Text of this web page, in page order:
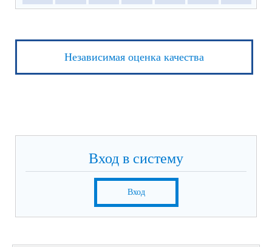
Независимая оценка качества
Вход в систему
Вход